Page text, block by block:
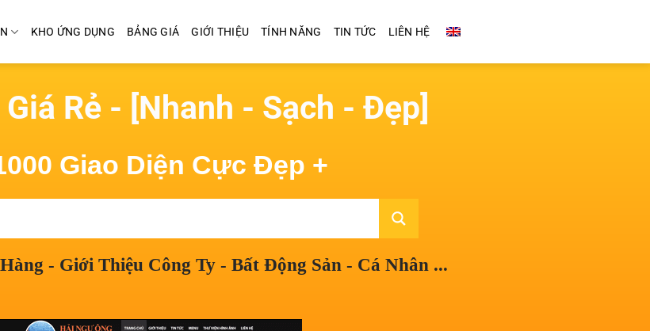
KHO ỨNG DỤNG BẢNG GIÁ GIỚI THIỆU TÍNH NĂNG TIN TỨC LIÊN HỆ
Rẻ - [Nhanh - Sạch - Đẹp]
Giao Diện Cực Đẹp +
- Giới Thiệu Công Ty - Bất Động Sản - Cá Nhân ...